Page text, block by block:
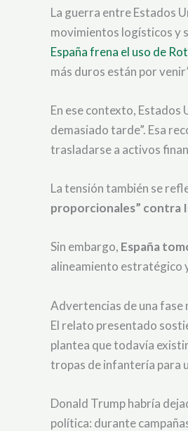
La guerra entre Estados
movimientos logísticos y
España frena el uso de
más duros están por
En ese contexto, Estados
demasiado tarde”. Esa
trasladarse a activos
La tensión también se
proporcionales” contra
Sin embargo, España
alineamiento estratégico
Advertencias de una fase
El relato presentado
plantea que todavía
tropas de infantería para
Donald Trump habría
política: durante